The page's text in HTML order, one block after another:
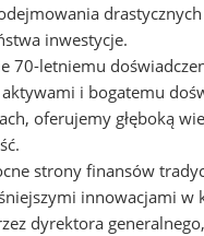
inwestycje.
70-letniemu
i bogatemu
oferujemy głęboką
strony finansów
innowacjami w
dyrektora